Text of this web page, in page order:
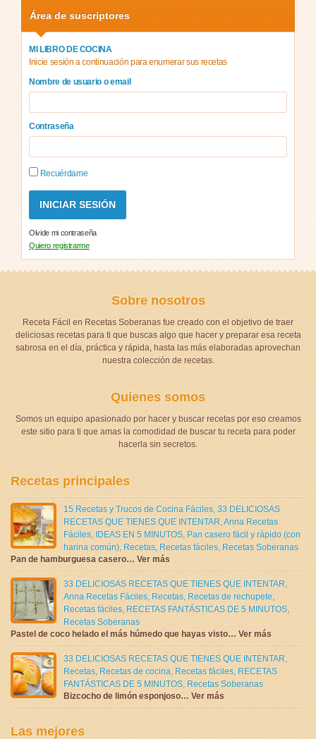
Área de suscriptores
MI LIBRO DE COCINA
Inicie sesión a continuación para enumerar sus recetas
Nombre de usuario o email
Contraseña
Recuérdame
Olvide mi contraseña
Quiero registrarme
Sobre nosotros
Receta Fácil en Recetas Soberanas fue creado con el objetivo de traer
deliciosas recetas para ti que buscas algo que hacer y preparar esa receta
sabrosa en el día, práctica y rápida, hasta las más elaboradas aprovechan
nuestra colección de recetas.
Quienes somos
Somos un equipo apasionado por hacer y buscar recetas por eso creamos
este sitio para ti que amas la comodidad de buscar tu receta para poder
hacerla sin secretos.
Recetas principales
15 Recetas y Trucos de Cocina Fáciles, 33 DELICIOSAS
RECETAS QUE TIENES QUE INTENTAR,Anna Recetas
Fáciles, IDEAS EN 5 MINUTOS, Pan casero fácil y rápido (con
harina común), Recetas, Recetas fáciles, Recetas Soberanas
Pan de hamburguesa casero… Ver más
33 DELICIOSAS RECETAS QUE TIENES QUE INTENTAR,
Anna Recetas Fáciles, Recetas, Recetas de rechupete,
Recetas fáciles, RECETAS FANTÁSTICAS DE 5 MINUTOS,
Recetas Soberanas
Pastel de coco helado el más húmedo que hayas visto… Ver más
33 DELICIOSAS RECETAS QUE TIENES QUE INTENTAR,
Recetas, Recetas de cocina, Recetas fáciles, RECETAS
FANTÁSTICAS DE 5 MINUTOS, Recetas Soberanas
Bizcocho de limón esponjoso… Ver más
Las mejores